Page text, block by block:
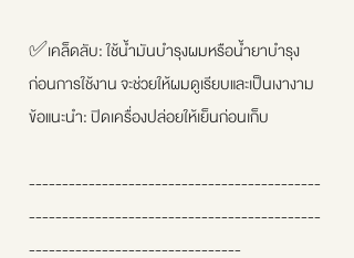
✅เคล็ดลับ: ใช้น้ำมันบำรุงผมหรือน้ำยาบำรุง
ก่อนการใช้งาน จะช่วยให้ผมดูเรียบและเป็นเงางาม
ข้อแนะนำ: ปิดเครื่องปล่อยให้เย็นก่อนเก็บ
--------------------------------------------
--------------------------------------------
--------------------------------